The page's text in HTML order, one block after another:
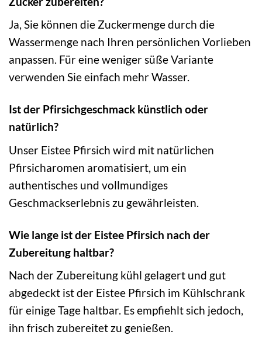
Ja, Sie können die Zuckermenge durch die
Wassermenge nach Ihren persönlichen Vorlieben
anpassen. Für eine weniger süße Variante
verwenden Sie einfach mehr Wasser.
Ist der Pfirsichgeschmack künstlich oder
natürlich?
Unser Eistee Pfirsich wird mit natürlichen
Pfirsicharomen aromatisiert, um ein
authentisches und vollmundiges
Geschmackserlebnis zu gewährleisten.
Wie lange ist der Eistee Pfirsich nach der
Zubereitung haltbar?
Nach der Zubereitung kühl gelagert und gut
abgedeckt ist der Eistee Pfirsich im Kühlschrank
für einige Tage haltbar. Es empfiehlt sich jedoch,
ihn frisch zubereitet zu genießen.